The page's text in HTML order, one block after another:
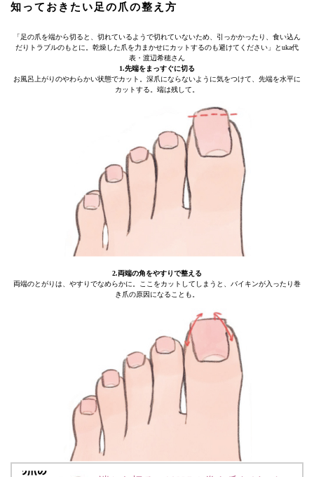
知っておきたい足の爪の整え方
「足の爪を端から切ると、切れているようで切れていないため、引っかかったり、食い込ん
だりトラブルのもとに。乾燥した爪を力まかせにカットするのも避けてください」とuka代
表・渡辺希穂さん
1.先端をまっすぐに切る
お風呂上がりのやわらかい状態でカット。深爪にならないように気をつけて、先端を水平に
カットする。端は残して。
2.両端の角をやすりで整える
両端のとがりは、やすりでなめらかに。ここをカットしてしまうと、バイキンが入ったり巻
き爪の原因になることも。